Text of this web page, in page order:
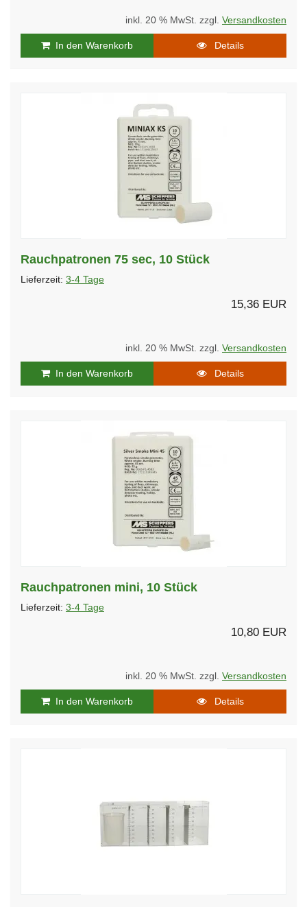
inkl. 20 % MwSt. zzgl. Versandkosten
In den Warenkorb Details
Rauchpatronen 75 sec, 10 Stück
Lieferzeit: 3-4 Tage
15,36 EUR
inkl. 20 % MwSt. zzgl. Versandkosten
In den Warenkorb Details
Rauchpatronen mini, 10 Stück
Lieferzeit: 3-4 Tage
10,80 EUR
inkl. 20 % MwSt. zzgl. Versandkosten
In den Warenkorb Details